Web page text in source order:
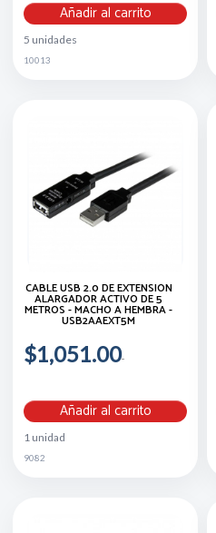
Añadir al carrito
5 unidades
10013
CABLE USB 2.0 DE EXTENSIÓN
ALARGADOR ACTIVO DE 5
METROS - MACHO A HEMBRA -
USB2AAEXT5M
$1,051.00
Añadir al carrito
1 unidad
9082